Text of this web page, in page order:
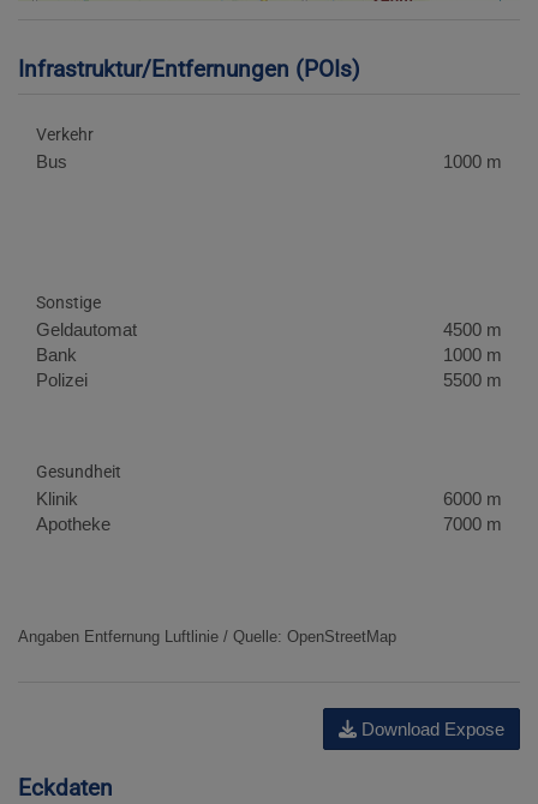
Infrastruktur/Entfernungen (POIs)
Verkehr
Bus 1000 m
Sonstige
Geldautomat
4500 m
Bank
1000 m
Polizei
5500 m
Gesundheit
Klinik
6000 m
Apotheke
7000 m
Angaben Entfernung Luftlinie / Quelle: OpenStreetMap
Download Expose
Eckdaten